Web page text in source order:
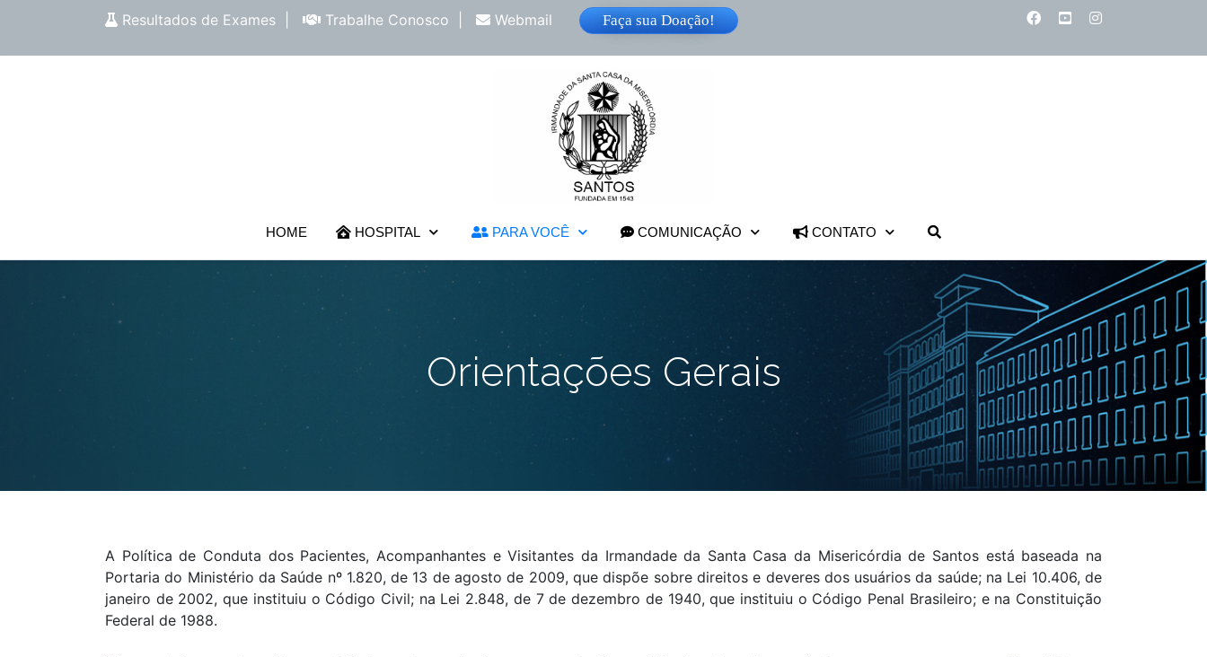
Resultados de Exames Trabalhe Conosco Webmail Faça sua Doação!
HOME HOSPITAL PARA VOCÊ COMUNICAÇÃO CONTATO
Orientações Gerais
A Política de Conduta dos Pacientes, Acompanhantes e Visitantes da Irmandade da Santa Casa da Misericórdia de Santos está baseada na
Portaria do Ministério da Saúde nº 1.820, de 13 de agosto de 2009, que dispõe sobre direitos e deveres dos usuários da saúde; na Lei 10.406, de
janeiro de 2002, que instituiu o Código Civil; na Lei 2.848, de 7 de dezembro de 1940, que instituiu o Código Penal Brasileiro; e na Constituição
Federal de 1988.